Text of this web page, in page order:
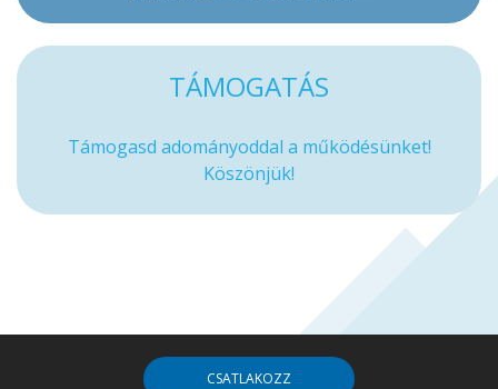
TÁMOGATÁS
Támogasd adományoddal a működésünket!
Köszönjük!
CSATLAKOZZ